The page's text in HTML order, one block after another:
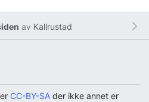
av Kallrustad
CC-BY-SA der ikke annet er